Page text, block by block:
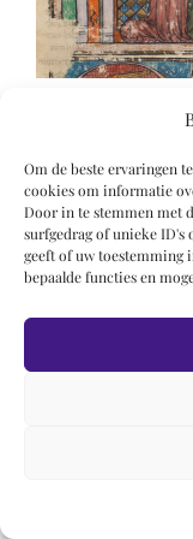
Om de beste ervaringen
cookies om informatie
Door in te stemmen met
surfgedrag of unieke ID's
geeft of uw toestemming
bepaalde functies en
© 2019 Roel